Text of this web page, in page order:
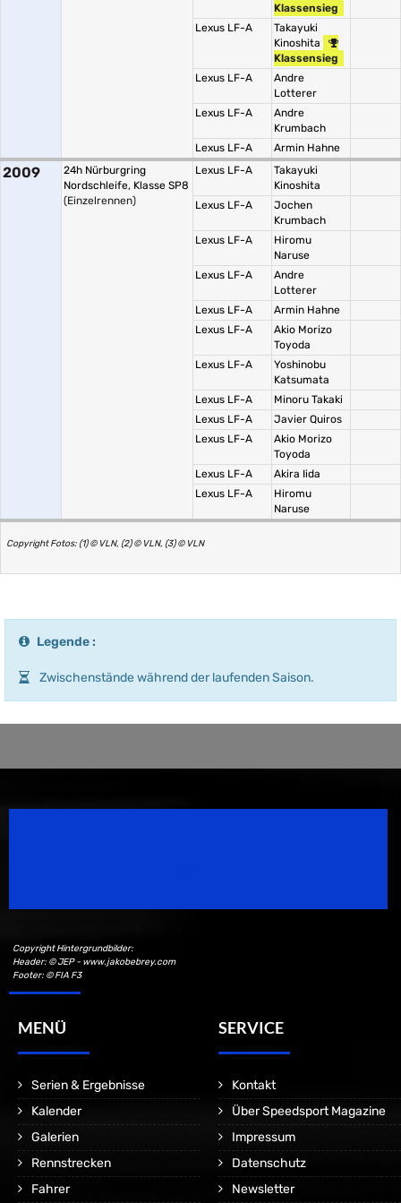
Klassensieg
Lexus LF-A
Takayuki
Kinoshita
Klassensieg
Lexus LF-A
Andre
Lotterer
Lexus LF-A
Andre
Krumbach
Lexus LF-A
Armin Hahne
2009
24h Nürburgring
Nordschleife, Klasse SP8
(Einzelrennen)
Lexus LF-A
Takayuki
Kinoshita
Lexus LF-A
Jochen
Krumbach
Lexus LF-A
Hiromu
Naruse
Lexus LF-A
Andre
Lotterer
Lexus LF-A
Armin Hahne
Lexus LF-A
Akio Morizo
Toyoda
Lexus LF-A
Yoshinobu
Katsumata
Lexus LF-A
Minoru Takaki
Lexus LF-A
Javier Quiros
Lexus LF-A
Akio Morizo
Toyoda
Lexus LF-A
Akira Iida
Lexus LF-A
Hiromu
Naruse
Copyright Fotos: (1) © VLN, (2) © VLN, (3) © VLN
Legende :
Zwischenstände während der laufenden Saison.
Copyright Hintergrundbilder:
Header: © JEP - www.jakobebrey.com
Footer: © FIA F3
MENÜ
Serien & Ergebnisse
Kalender
Galerien
Rennstrecken
Fahrer
SERVICE
Kontakt
Über Speedsport Magazine
Impressum
Datenschutz
Newsletter